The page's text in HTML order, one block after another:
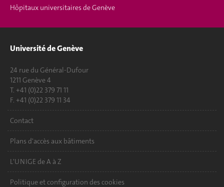
Hôpitaux universitaires de Genève
Université de Genève
24 rue du Général-Dufour
1211 Genève 4
T. +41 (0)22 379 71 11
F. +41 (0)22 379 11 34
Contact
Plans d'accès aux bâtiments
L'UNIGE de A à Z
Politique et configuration des cookies